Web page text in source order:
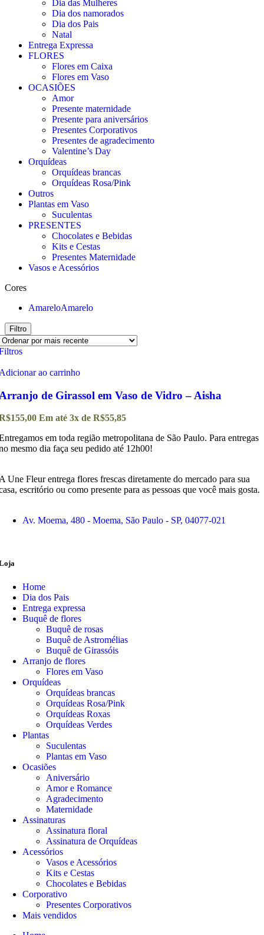
Dia das Mulheres
Dia dos namorados
Dia dos Pais
Natal
Entrega Expressa
FLORES
Flores em Caixa
Flores em Vaso
OCASIÕES
Amor
Presente maternidade
Presente para aniversários
Presentes Corporativos
Presentes de agradecimento
Valentine’s Day
Orquídeas
Orquídeas brancas
Orquídeas Rosa/Pink
Outros
Plantas em Vaso
Suculentas
PRESENTES
Chocolates e Bebidas
Kits e Cestas
Presentes Maternidade
Vasos e Acessórios
Cores
AmareloAmarelo
Filtro
ao carrinho
de Girassol em Vaso de Vidro – Aisha
155,00 Em até 3x de R$55,85
em toda região metropolitana de São Paulo. Para entregas
mesmo dia faça seu pedido até 12h00!
Une Fleur entrega flores frescas diretamente do mercado para sua
escritório ou como presente para as pessoas que você mais gosta.
Av. Moema, 480 - Moema, São Paulo - SP, 04077-021
Home
Dia dos Pais
Entrega expressa
Buquê de flores
Buquê de rosas
Buquê de Astromélias
Buquê de Girassóis
Arranjo de flores
Flores em Vaso
Orquídeas
Orquídeas brancas
Orquídeas Rosa/Pink
Orquídeas Roxas
Orquídeas Verdes
Plantas
Suculentas
Plantas em Vaso
Ocasiões
Aniversário
Amor e Romance
Agradecimento
Maternidade
Assinaturas
Assinatura floral
Assinatura de Orquídeas
Acessórios
Vasos e Acessórios
Kits e Cestas
Chocolates e Bebidas
Corporativo
Presentes Corporativos
Mais vendidos